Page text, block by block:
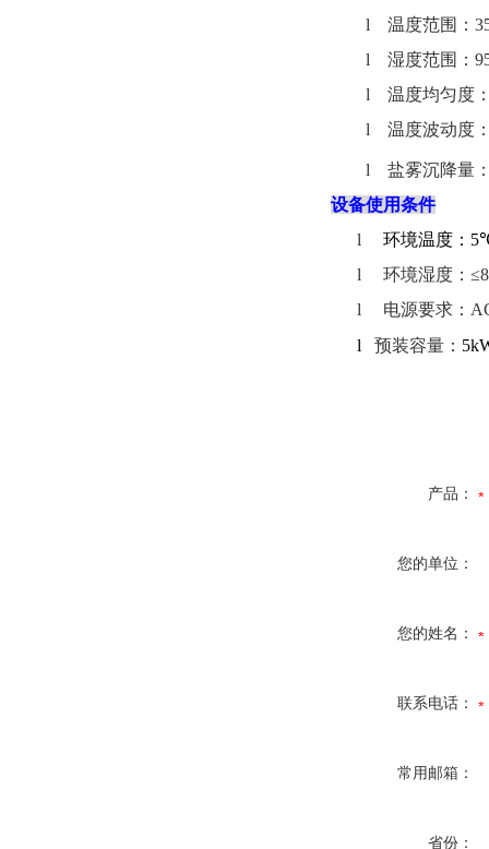
l
温度范围：
l
湿度范围：
l
温度均匀度
l
温度波动度
l
盐雾沉降量
设备使用条件
l
环境温度： 5
l
环境湿度：≤
l
电源要求：
l
预装容量：
产品：
您的单位：
您的姓名：
联系电话：
常用邮箱：
省份：